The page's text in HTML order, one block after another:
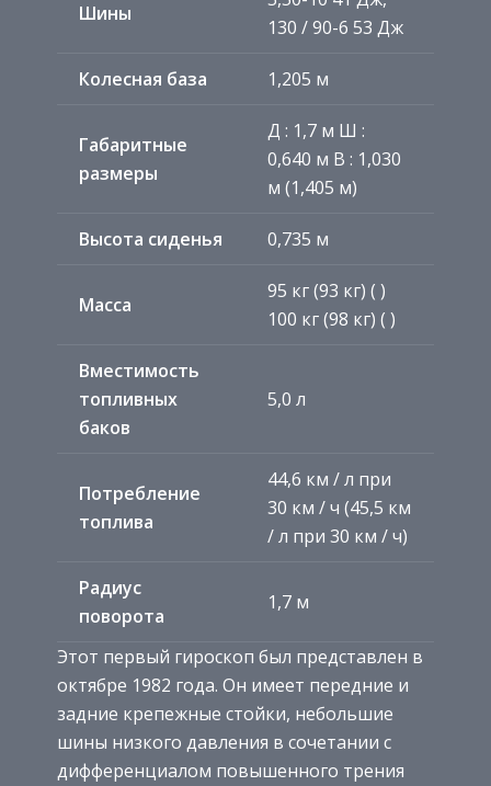
Шины
130 / 90-6 53 Дж
Колесная база 1,205 м
Габаритные
размеры
Д : 1,7 м Ш :
0,640 м В : 1,030
м (1,405 м)
Высота сиденья 0,735 м
Масса
95 кг (93 кг) ( )
100 кг (98 кг) ( )
Вместимость
топливных
баков
5,0 л
Потребление
топлива
44,6 км / л при
30 км / ч (45,5 км
/ л при 30 км / ч)
Радиус
поворота
1,7 м
Этот первый гироскоп был представлен в
октябре 1982 года. Он имеет передние и
задние крепежные стойки, небольшие
шины низкого давления в сочетании с
дифференциалом повышенного трения